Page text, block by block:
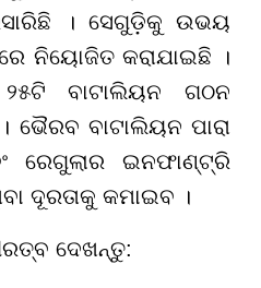
। ସେଗୁଡ଼ିକୁ ଉଭୟ
ନିୟୋଜିତ କରାଯାଇଛି ।
ବାଟାଲିୟନ ଗଠନ
ଭୈରବ ବାଟାଲିୟନ ପାରା
ରେଗୁଲାର ଇନଫାଣ୍ଟ୍ରି
ଦୂରତାକୁ କମାଇବ ।
ଦେଖନ୍ତୁ: